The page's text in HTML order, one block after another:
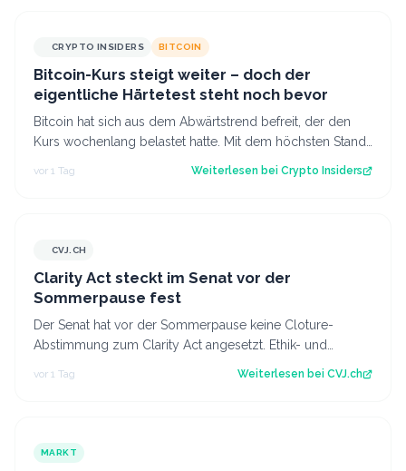
CRYPTO INSIDERS BITCOIN
Bitcoin-Kurs steigt weiter – doch der
eigentliche Härtetest steht noch bevor
Bitcoin hat sich aus dem Abwärtstrend befreit, der den
Kurs wochenlang belastet hatte. Mit dem höchsten Stand
seit fast einer Woche keimt ne…
vor 1 Tag Weiterlesen bei Crypto Insiders
CVJ.CHCVJ.CH
Clarity Act steckt im Senat vor der
Sommerpause fest
Der Senat hat vor der Sommerpause keine Cloture-
Abstimmung zum Clarity Act angesetzt. Ethik- und
vor 1 Tag Weiterlesen bei CVJ.ch
MARKT